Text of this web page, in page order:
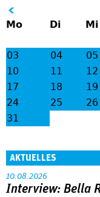
lt;
Mo Di Mi
03
04 05
10
11 12
17
18 19
24
25 26
31
AKTUELLES
10.08.2026
Interview: Bella